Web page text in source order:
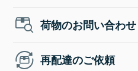
荷物のお問い合わせ
再配達のご依頼